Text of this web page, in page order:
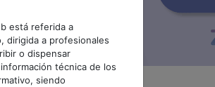
está referida a
dirigida a profesionales
o dispensar
técnica de los
siendo